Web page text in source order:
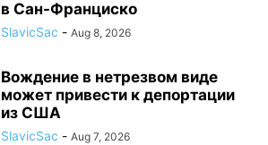
в Сан-Франциско
SlavicSac - Aug 8, 2026
Вождение в нетрезвом виде
может привести к депортации
из США
SlavicSac - Aug 7, 2026